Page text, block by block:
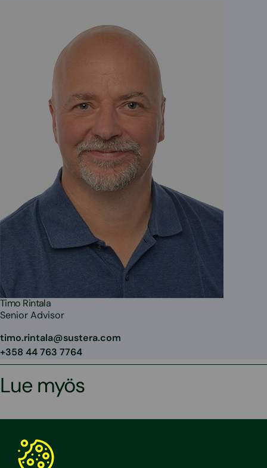
Timo Rintala
Senior Advisor
timo.rintala@sustera.com
+358 44 763 7764
Lue myös